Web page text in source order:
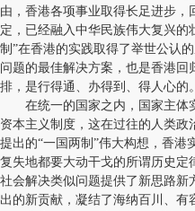
由，香港各项事业取得长足进步
定，已经融入中华民族伟大复兴的
制”在香港的实践取得了举世公认
问题的最佳解决方案，也是香港
排，是行得通、办得到、得人心的。
在统一的国家之内，国家主体
资本主义制度，这在过往的人类
提出的“一国两制”伟大构想，香港
复失地都要大动干戈的所谓历史
社会解决类似问题提供了新思路
出的新贡献，凝结了海纳百川、有